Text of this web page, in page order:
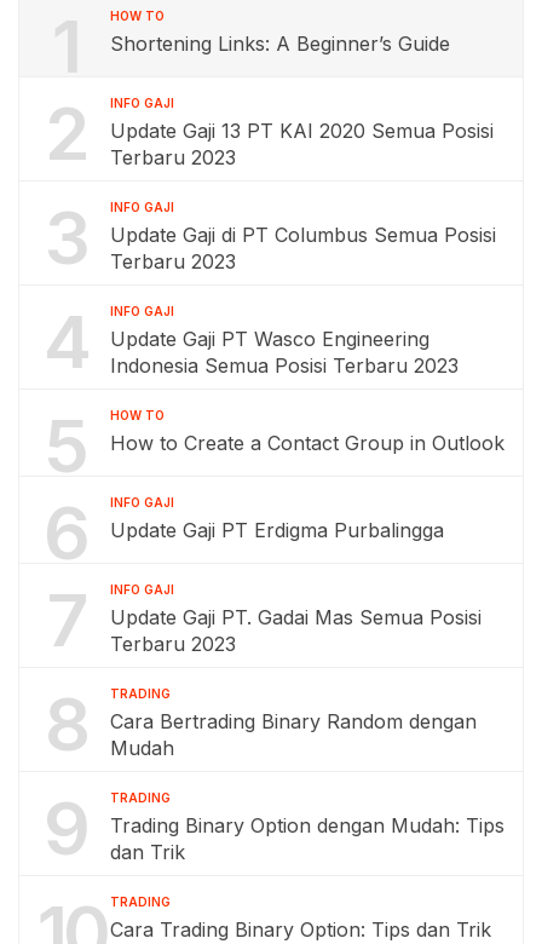
1 HOW TO
Shortening Links: A Beginner’s Guide
2 INFO GAJI
Update Gaji 13 PT KAI 2020 Semua Posisi
Terbaru 2023
3 INFO GAJI
Update Gaji di PT Columbus Semua Posisi
Terbaru 2023
4 INFO GAJI
Update Gaji PT Wasco Engineering
Indonesia Semua Posisi Terbaru 2023
5 HOW TO
How to Create a Contact Group in Outlook
6 INFO GAJI
Update Gaji PT Erdigma Purbalingga
7 INFO GAJI
Update Gaji PT. Gadai Mas Semua Posisi
Terbaru 2023
8 TRADING
Cara Bertrading Binary Random dengan
Mudah
9 TRADING
Trading Binary Option dengan Mudah: Tips
dan Trik
TRADING
Cara Trading Binary Option: Tips dan Trik